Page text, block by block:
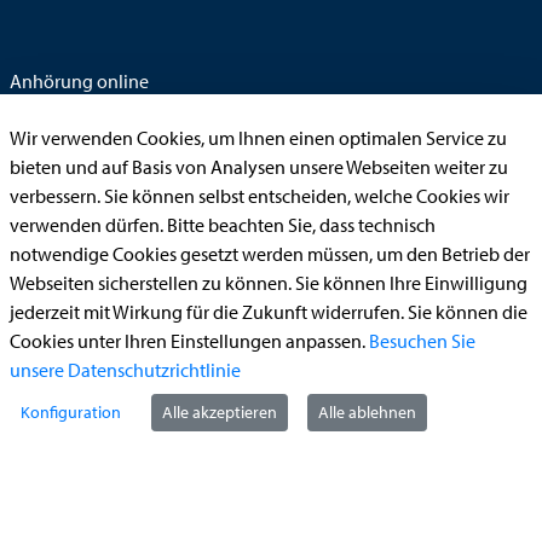
Anhörung online
Bauantrag
Begleitetes Fahren ab 17 (Erstantrag)
Reiterplakette (Verlängerungsantrag online)
Ummeldung zugelassenes Fahrzeug
Kontakt
Wir verwenden Cookies, um Ihnen einen optimalen Service zu
bieten und auf Basis von Analysen unsere Webseiten weiter zu
verbessern. Sie können selbst entscheiden, welche Cookies wir
verwenden dürfen. Bitte beachten Sie, dass technisch
notwendige Cookies gesetzt werden müssen, um den Betrieb der
Webseiten sicherstellen zu können. Sie können Ihre Einwilligung
jederzeit mit Wirkung für die Zukunft widerrufen. Sie können die
Cookies unter Ihren Einstellungen anpassen. Besuchen Sie
unsere Datenschutzrichtlinie
Konfiguration Alle akzeptieren Alle ablehnen